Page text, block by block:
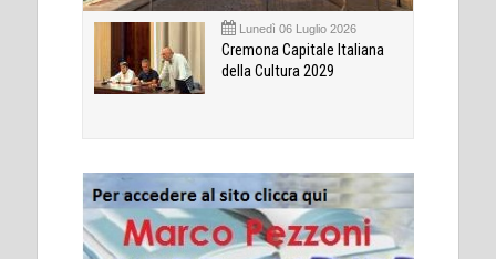
Lunedì 06 Luglio 2026
Cremona Capitale Italiana
della Cultura 2029